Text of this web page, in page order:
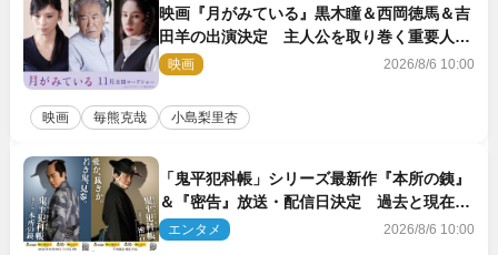
映画『月がみている』黒木瞳＆西岡徳馬＆吉
田羊の出演決定 主人公を取り巻く重要人物
を演じる
映画 2026/8/6 10:00
映画 毎熊克哉 小島梨里杏
「鬼平犯科帳」シリーズ最新作『本所の銕』
＆『密告』放送・配信日決定 過去と現在が
繋がるビジュアルも解禁
エンタメ 2026/8/6 10:00